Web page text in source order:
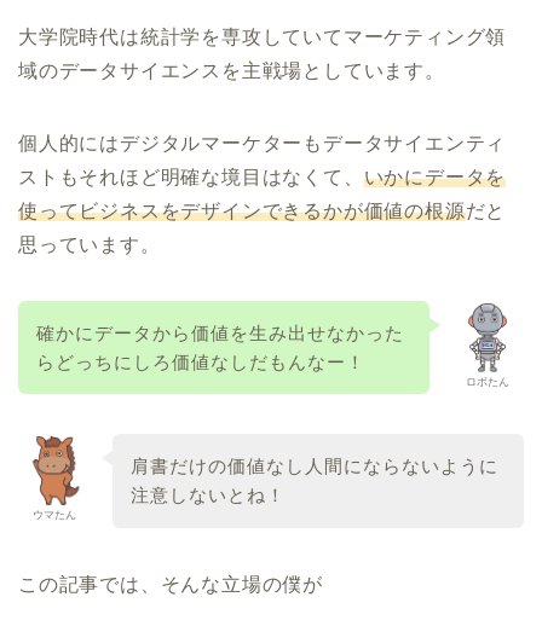
大学院時代は統計学を専攻していてマーケティング領
域のデータサイエンスを主戦場としています。
個人的にはデジタルマーケターもデータサイエンティ
ストもそれほど明確な境目はなくて、 いかにデータを
使ってビジネスをデザインできるかが価値の根源だと
思っています。
ロボたん
確かにデータから価値を生み出せなかった
らどっちにしろ価値なしだもんなー！
ウマたん
肩書だけの価値なし人間にならないように
注意しないとね！
この記事では、そんな立場の僕が